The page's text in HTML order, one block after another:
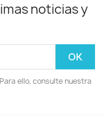
noticias y
ello, consulte nuestra